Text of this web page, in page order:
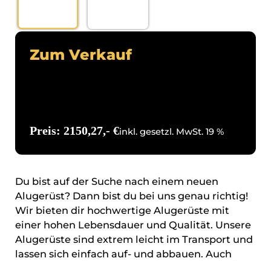
Zum Verkauf
Preis: 2150,27,- €inkl. gesetzl. MwSt. 19 %
Du bist auf der Suche nach einem neuen
Alugerüst? Dann bist du bei uns genau richtig!
Wir bieten dir hochwertige Alugerüste mit
einer hohen Lebensdauer und Qualität. Unsere
Alugerüste sind extrem leicht im Transport und
lassen sich einfach auf- und abbauen. Auch